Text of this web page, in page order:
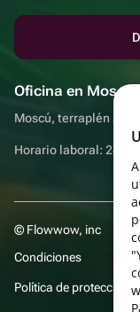
Oficina en Moscú
Moscú, terraplén
Horario laboral: 24
© Flowwow, inc
Condiciones
Política de protección